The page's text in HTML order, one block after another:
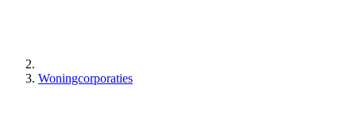
Woningcorporaties